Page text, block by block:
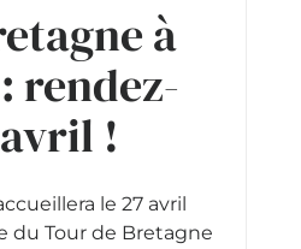
à
rendez-
!
le 27 avril
du Tour de Bretagne